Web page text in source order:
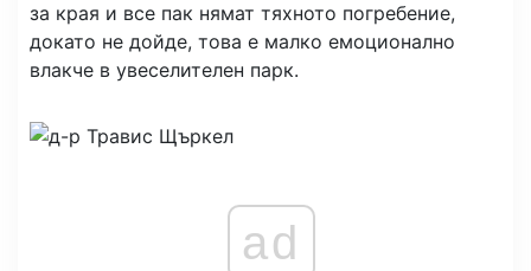
за края и все пак нямат тяхното погребение,
докато не дойде, това е малко емоционално
влакче в увеселителен парк.
ad